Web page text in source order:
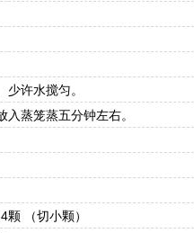
许水搅匀。
蒸笼蒸五分钟左右。
（切小颗）